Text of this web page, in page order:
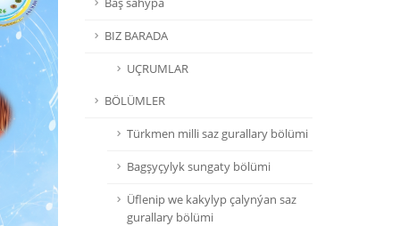
Baş sahypa
BIZ BARADA
UÇRUMLAR
BÖLÜMLER
Türkmen milli saz gurallary bölümi
Bagşyçylyk sungaty bölümi
Üflenip we kakylyp çalynýan saz
gurallary bölümi